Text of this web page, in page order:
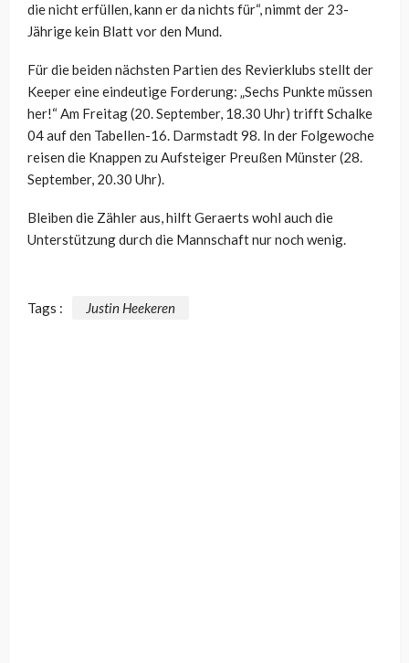
die nicht erfüllen, kann er da nichts für“, nimmt der 23-
Jährige kein Blatt vor den Mund.
Für die beiden nächsten Partien des Revierklubs stellt der
Keeper eine eindeutige Forderung: „Sechs Punkte müssen
her!“ Am Freitag (20. September, 18.30 Uhr) trifft Schalke
04 auf den Tabellen-16. Darmstadt 98. In der Folgewoche
reisen die Knappen zu Aufsteiger Preußen Münster (28.
September, 20.30 Uhr).
Bleiben die Zähler aus, hilft Geraerts wohl auch die
Unterstützung durch die Mannschaft nur noch wenig.
Tags : Justin Heekeren